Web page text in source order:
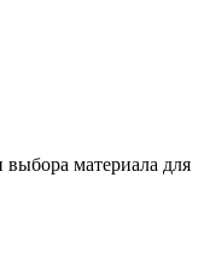
материала для